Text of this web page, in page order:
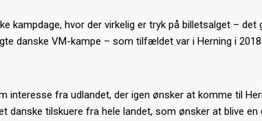
kampdage, hvor der virkelig er tryk på billetsalget –
danske VM-kampe – som tilfældet var i Herning i
interesse fra udlandet, der igen ønsker at komme til
danske tilskuere fra hele landet, som ønsker at blive